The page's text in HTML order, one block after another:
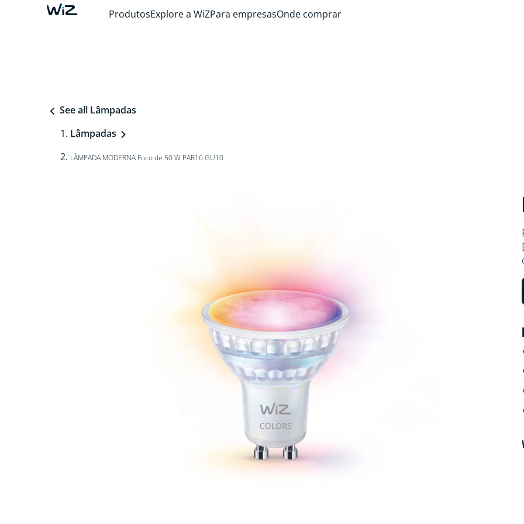
ProdutosExplore a WiZPara empresasOnde comprar
See all Lâmpadas
Lâmpadas
LÂMPADA MODERNA Foco de 50 W PAR16 GU10